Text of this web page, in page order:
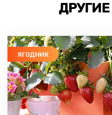
ЯГОДНИК